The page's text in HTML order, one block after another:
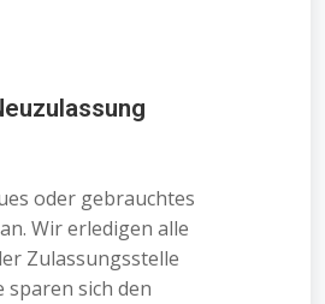
oder gebrauchtes
Wir erledigen alle
Zulassungsstelle
sparen sich den